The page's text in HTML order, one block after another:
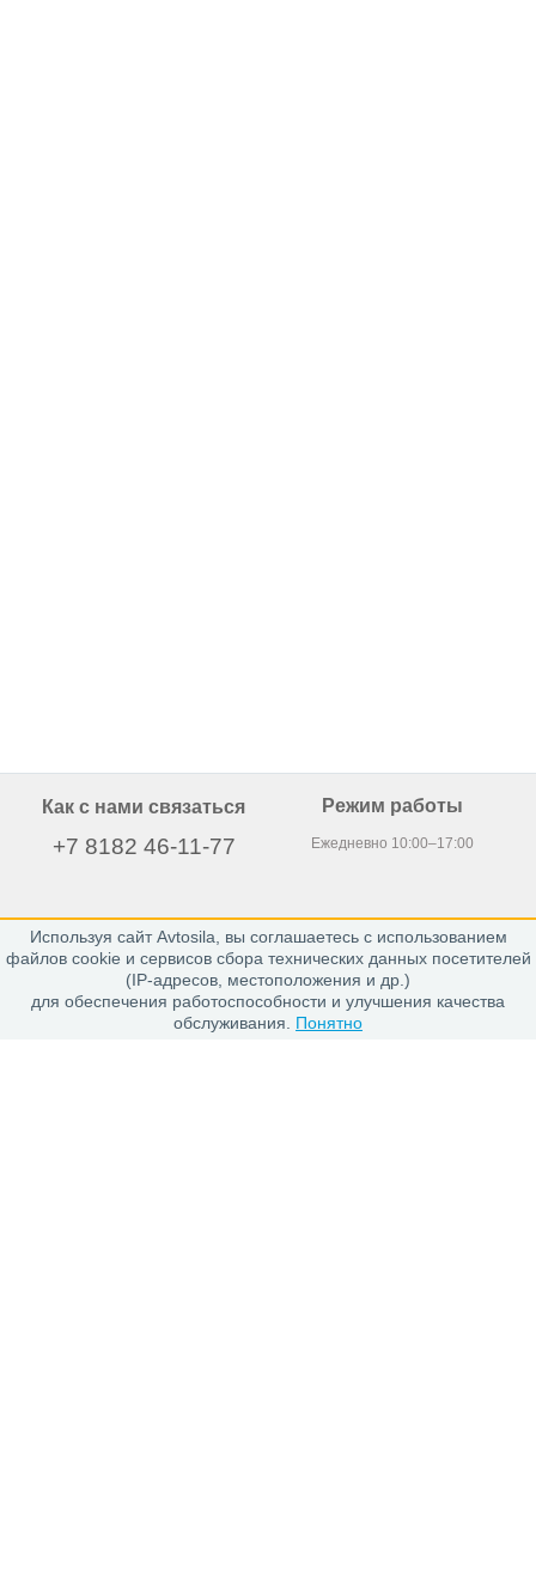
Используя сайт Avtosila, вы соглашаетесь с использованием
файлов cookie и сервисов сбора технических данных посетителей
(IP-адресов, местоположения и др.)
для обеспечения работоспособности и улучшения качества
обслуживания. Понятно
Как с нами связаться
+7 8182 46-11-77
163020, г. Архангельск,
пр. Никольский 15, офис 212
Режим работы
Ежедневно 10:00–17:00
Каталог